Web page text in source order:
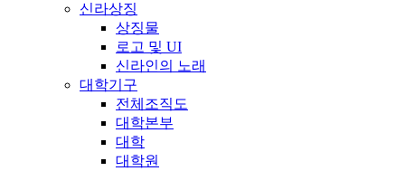
신라상징
상징물
로고 및 UI
신라인의 노래
대학기구
전체조직도
대학본부
대학
대학원